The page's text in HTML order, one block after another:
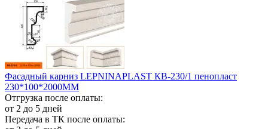
Фасадный карниз LEPNINAPLAST КВ-230/1 пенопласт
230*100*2000ММ
Отгрузка после оплаты:
от 2 до 5 дней
Передача в ТК после оплаты: